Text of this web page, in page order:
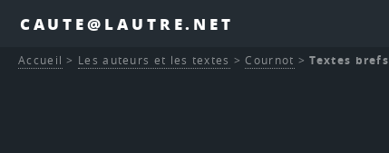
CAUTE@LAUTRE.NET
Accueil > Les auteurs et les textes >Cournot >Textes brefs